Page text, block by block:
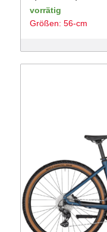
Preis
war:
vorrätig
Größen: 56-cm